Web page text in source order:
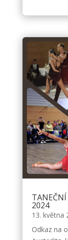
2024
13. května
Odkaz na